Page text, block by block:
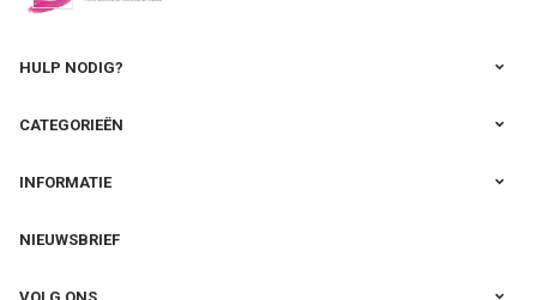
HULP NODIG?
CATEGORIEËN
INFORMATIE
NIEUWSBRIEF